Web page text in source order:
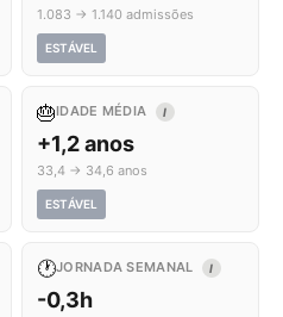
1.083 → 1.140 admissões
ESTÁVEL
🎂IDADE MÉDIA I
+1,2 anos
33,4 → 34,6 anos
ESTÁVEL
🕐JORNADA SEMANAL I
-0,3h